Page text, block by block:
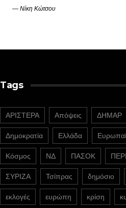
Νίκη Κώτσου
Tags
ΑΡΙΣΤΕΡΑ Απόψεις ΔΗΜΑΡ
Δημοκρατία Ελλάδα
Κόσμος ΝΔ ΠΑΣΟΚ
ΣΥΡΙΖΑ Τσίπρας δημόσιο
εκλογές ευρώπη κρίση